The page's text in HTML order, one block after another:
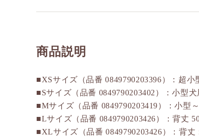
商品説明
■XSサイズ（品番 0849790203396）：超小
■Sサイズ（品番 0849790203402）：小型
■Mサイズ（品番 0849790203419）：小型
■Lサイズ（品番 0849790203426）：背丈
■XLサイズ（品番 0849790203426）：背丈